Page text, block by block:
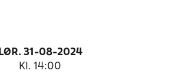
LØR. 31-08-2024
Kl. 14:00